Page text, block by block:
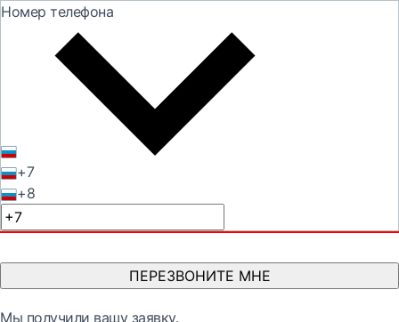
Номер телефона
+7
+8
ПЕРЕЗВОНИТЕ МНЕ
Мы получили вашу заявку.